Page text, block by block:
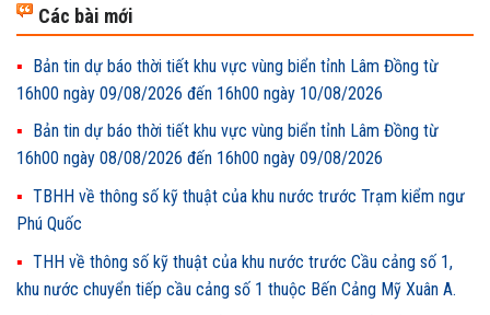
Các bài mới
Bản tin dự báo thời tiết khu vực vùng biển tỉnh Lâm Đồng từ
16h00 ngày 09/08/2026 đến 16h00 ngày 10/08/2026
Bản tin dự báo thời tiết khu vực vùng biển tỉnh Lâm Đồng từ
16h00 ngày 08/08/2026 đến 16h00 ngày 09/08/2026
TBHH về thông số kỹ thuật của khu nước trước Trạm kiểm ngư
Phú Quốc
THH về thông số kỹ thuật của khu nước trước Cầu cảng số 1,
khu nước chuyển tiếp cầu cảng số 1 thuộc Bến Cảng Mỹ Xuân A.